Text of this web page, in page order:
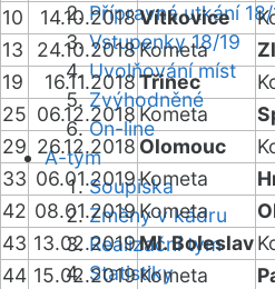
Přípravná utkání
Vstupenky 18/19
Uvolňování míst
Zvýhodněné
On-line
A-tým
Soupiska
Změny v kádru
Realizační tým
Statistiky
10
14.10.2018Vítkovice
13
24.10.2018Kometa
19
16.11.2018Třinec
25 06.12.2018Kometa
29 26.12.2018 Olomouc
33 06.01.2019Kometa
42 08.01.2019Kometa
43 13.02.2019Ml. Boleslav
44 15.02.2019Kometa